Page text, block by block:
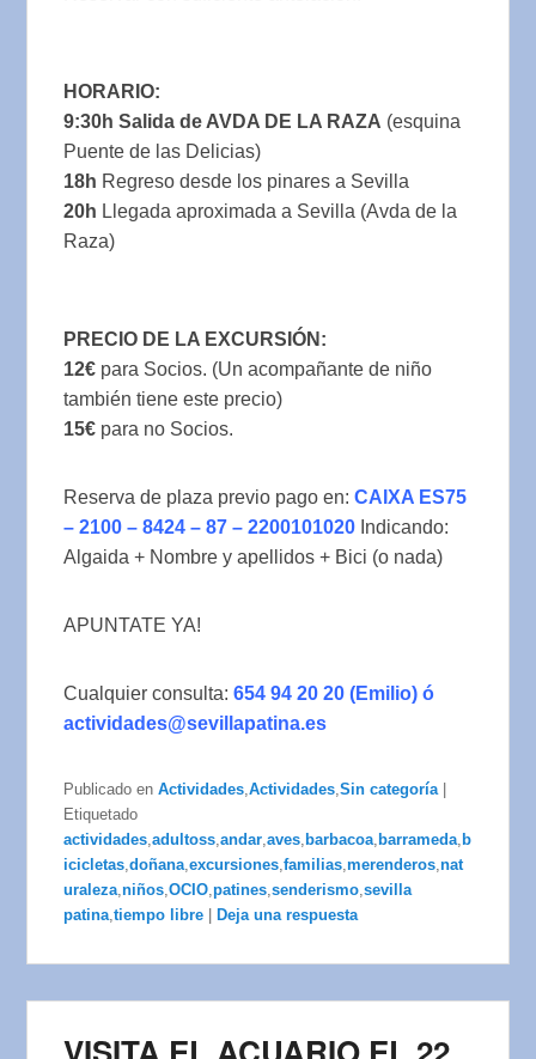
HORARIO:
9:30h Salida de AVDA DE LA RAZA (esquina
Puente de las Delicias)
18h Regreso desde los pinares a Sevilla
20h Llegada aproximada a Sevilla (Avda de la
Raza)
PRECIO DE LA EXCURSIÓN:
12€ para Socios. (Un acompañante de niño
también tiene este precio)
15€ para no Socios.
Reserva de plaza previo pago en:CAIXA ES75
– 2100 – 8424 – 87 – 2200101020 Indicando:
Algaida + Nombre y apellidos + Bici (o nada)
APUNTATE YA!
Cualquier consulta:654 94 20 20 (Emilio) ó
actividades@sevillapatina.es
Publicado en Actividades,Actividades,Sin categoría
Etiquetado
actividades,adultoss,andar,aves, barbacoa, barrameda, b
icicletas,doñana,excursiones,familias,merenderos,nat
uraleza,niños,OCIO,patines,senderismo,sevilla
patina,tiempo libre Deja una respuesta